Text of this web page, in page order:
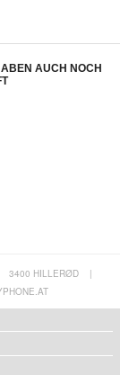
AUCH NOCH
3400 HILLERØD
|